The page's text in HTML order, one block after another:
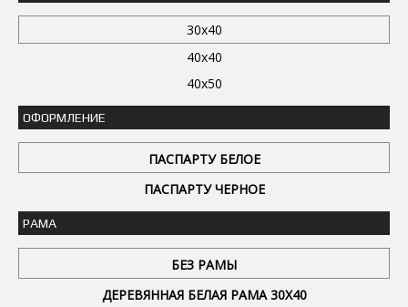
30x40
40x40
40x50
ОФОРМЛЕНИЕ
ПАСПАРТУ БЕЛОЕ
ПАСПАРТУ ЧЕРНОЕ
РАМА
БЕЗ РАМЫ
ДЕРЕВЯННАЯ БЕЛАЯ РАМА 30Х40